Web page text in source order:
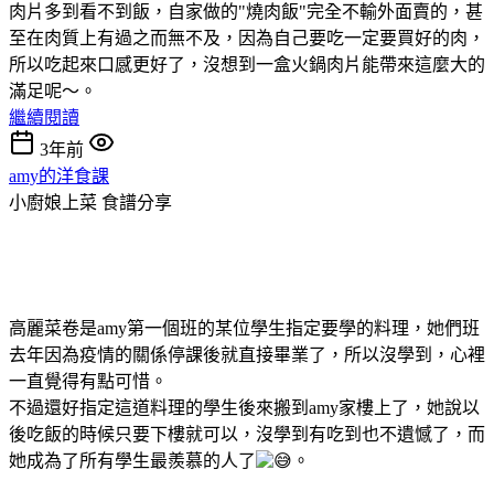
肉片多到看不到飯，自家做的"燒肉飯"完全不輸外面賣的，甚
至在肉質上有過之而無不及，因為自己要吃一定要買好的肉，
所以吃起來口感更好了，沒想到一盒火鍋肉片能帶來這麼大的
滿足呢～。
繼續閱讀
3年前
amy的洋食課
小廚娘上菜 食譜分享
高麗菜卷是amy第一個班的某位學生指定要學的料理，她們班
去年因為疫情的關係停課後就直接畢業了，所以沒學到，心裡
一直覺得有點可惜。
不過還好指定這道料理的學生後來搬到amy家樓上了，她說以
後吃飯的時候只要下樓就可以，沒學到有吃到也不遺憾了，而
她成為了所有學生最羨慕的人了
。